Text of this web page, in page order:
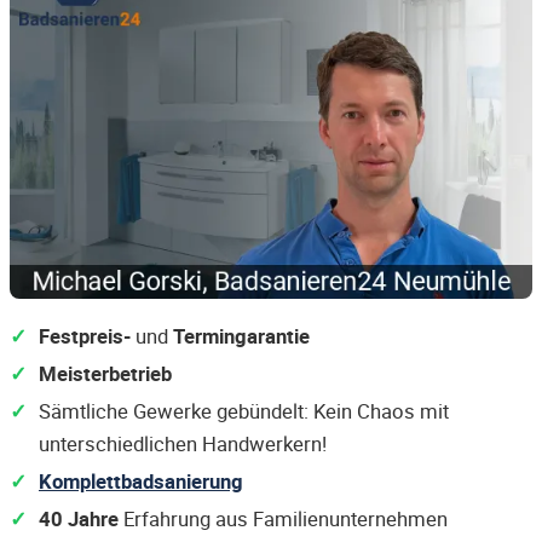
Festpreis- undTermingarantie
Meisterbetrieb
Sämtliche Gewerke gebündelt: Kein Chaos mit
unterschiedlichen Handwerkern!
Komplettbadsanierung
40 Jahre Erfahrung aus Familienunternehmen